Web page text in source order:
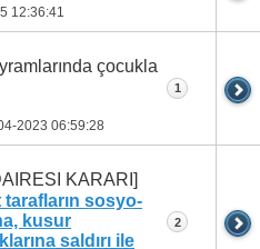
12:36:41
çocukla
2023 06:59:28
1
KARARI]
sosyo-
kusur
saldırı ile
2